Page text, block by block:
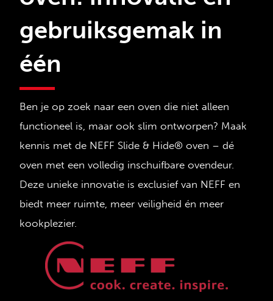
gebruiksgemak in
één
Ben je op zoek naar een oven die niet alleen
functioneel is, maar ook slim ontworpen? Maak
kennis met de NEFF Slide & Hide® oven – dé
oven met een volledig inschuifbare ovendeur.
Deze unieke innovatie is exclusief van NEFF en
biedt meer ruimte, meer veiligheid én meer
kookplezier.